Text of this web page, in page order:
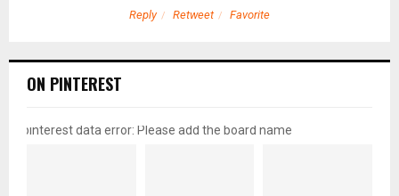
Reply Retweet Favorite
ON PINTEREST
pinterest data error: Please add the board name